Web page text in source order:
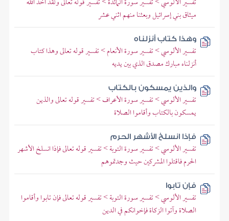
ميثاق بني إسرائيل وبعثنا منهم اثني عشر
وهذا كتاب أنزلناه
تفسير الألوسي > تفسير سورة الأنعام > تفسير قوله تعالى وهذا كتاب
أنزلناه مبارك مصدق الذي بين يديه
والذين يمسكون بالكتاب
تفسير الألوسي > تفسير سورة الأعراف > تفسير قوله تعالى والذين
يمسكون بالكتاب وأقاموا الصلاة
فإذا انسلخ الأشهر الحرم
تفسير الألوسي > تفسير سورة التوبة > تفسير قوله تعالى فإذا انسلخ الأشهر
الحرم فاقتلوا المشركين حيث وجدتموهم
فإن تابوا
تفسير الألوسي > تفسير سورة التوبة > تفسير قوله تعالى فإن تابوا وأقاموا
الصلاة وآتوا الزكاة فإخوانكم في الدين